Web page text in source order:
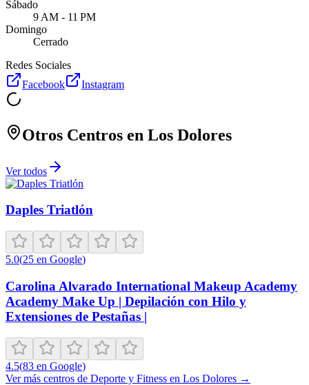
Sábado
9 AM - 11 PM
Domingo
Cerrado
Redes Sociales
Facebook
Instagram
Otros Centros en Los Dolores
Ver todos
Daples Triatlón
5.0(25 en Google)
Carolina Alvarado International Makeup Academy
Academy Make Up | Depilación con Hilo y
Extensiones de Pestañas |
4.5(83 en Google)
Ver más centros de Deporte y Fitness en Los Dolores →